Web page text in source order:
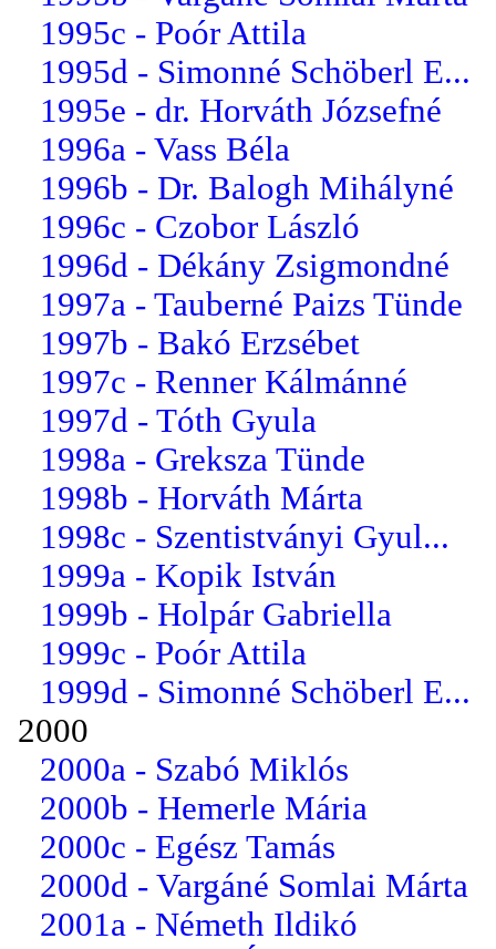
1995c - Poór Attila
1995d - Simonné Schöberl E...
1995e - dr. Horváth Józsefné
1996a - Vass Béla
1996b - Dr. Balogh Mihályné
1996c - Czobor László
1996d - Dékány Zsigmondné
1997a - Tauberné Paizs Tünde
1997b - Bakó Erzsébet
1997c - Renner Kálmánné
1997d - Tóth Gyula
1998a - Greksza Tünde
1998b - Horváth Márta
1998c - Szentistványi Gyul...
1999a - Kopik István
1999b - Holpár Gabriella
1999c - Poór Attila
1999d - Simonné Schöberl E...
2000
2000a - Szabó Miklós
2000b - Hemerle Mária
2000c - Egész Tamás
2000d - Vargáné Somlai Márta
2001a - Németh Ildikó